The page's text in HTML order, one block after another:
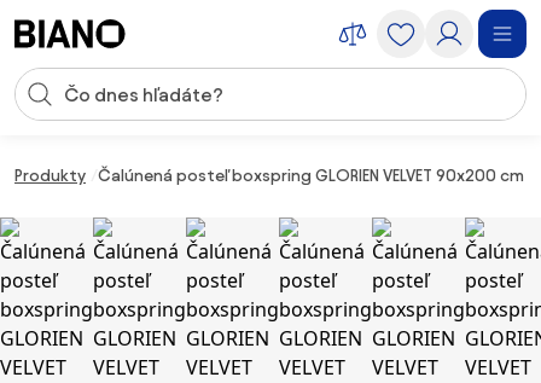
Vstup pre vyhľadávanie
Produkty Čalúnená posteľ boxspring GLORIEN VELVET 90x200